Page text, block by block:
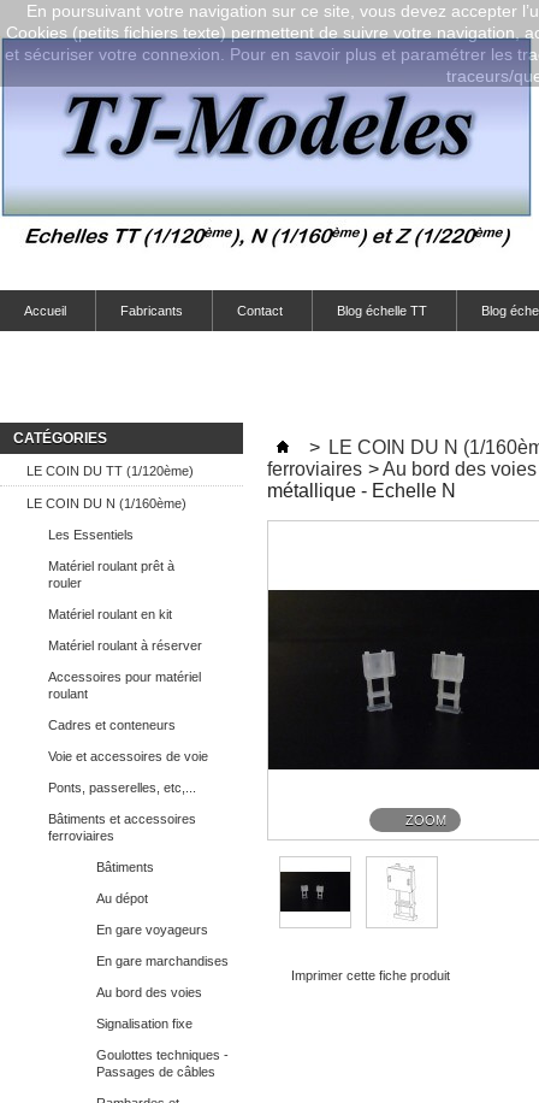
Accueil Fabricants Contact Blog échelle TT Blog
CATÉGORIES
LE COIN DU TT (1/120ème)
LE COIN DU N (1/160ème)
Les Essentiels
Matériel roulant prêt à
rouler
Matériel roulant en kit
Matériel roulant à réserver
Accessoires pour matériel
roulant
Cadres et conteneurs
Voie et accessoires de voie
Ponts, passerelles, etc,...
Bâtiments et accessoires
ferroviaires
Bâtiments
Au dépot
En gare voyageurs
En gare marchandises
Au bord des voies
Signalisation fixe
Goulottes techniques -
Passages de câbles
> LE COIN DU N (1/
ferroviaires >Au bord des voies
métallique - Echelle N
ZOOM
Imprimer cette fiche produit
En poursuivant votre navigation sur ce site, vous devez accepter
Cookies (petits fichiers texte) permettent de suivre votre navigation,
et sécuriser votre connexion. Pour en savoir plus et paramétrer les
traceurs/